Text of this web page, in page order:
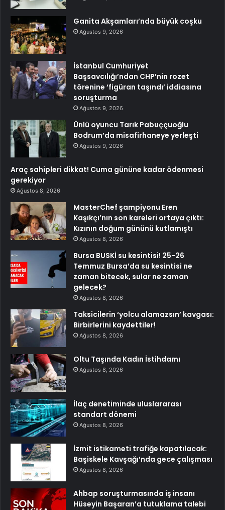
Ganita Akşamları’nda büyük coşku
Ağustos 9, 2026
İstanbul Cumhuriyet
Başsavcılığı’ndan CHP’nin rozet
törenine ‘figüran taşındı’ iddiasına
soruşturma
Ağustos 9, 2026
Ünlü oyuncu Tarık Pabuççuoğlu
Bodrum’da misafirhaneye yerleşti
Ağustos 9, 2026
Araç sahipleri dikkat! Cuma gününe kadar ödenmesi
gerekiyor
Ağustos 8, 2026
MasterChef şampiyonu Eren
Kaşıkçı’nın son kareleri ortaya çıktı:
Kızının doğum gününü kutlamıştı
Ağustos 8, 2026
Bursa BUSKİ su kesintisi! 25-26
Temmuz Bursa’da su kesintisi ne
zaman bitecek, sular ne zaman
gelecek?
Ağustos 8, 2026
Taksicilerin ‘yolcu alamazsın’ kavgası:
Birbirlerini kaydettiler!
Ağustos 8, 2026
Oltu Taşında Kadın İstihdamı
Ağustos 8, 2026
İlaç denetiminde uluslararası
standart dönemi
Ağustos 8, 2026
İzmit istikameti trafiğe kapatılacak:
Başiskele Kavşağı’nda gece çalışması
Ağustos 8, 2026
Ahbap soruşturmasında iş insanı
Hüseyin Başaran’a tutuklama talebi